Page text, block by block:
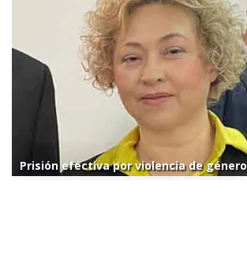
Prisión efectiva por violencia de género